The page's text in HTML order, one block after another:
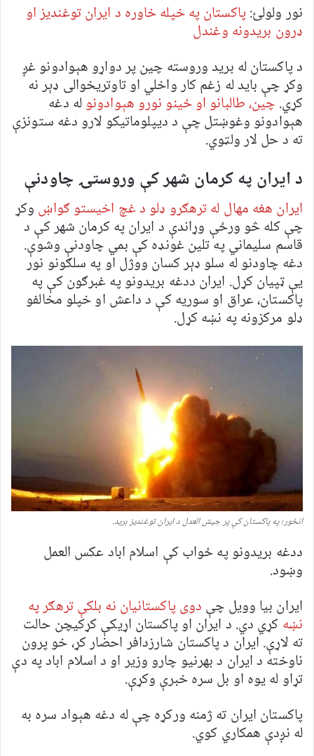
نور ولولئ:پاکستان په خپله خاوره د ایران توغندیز او
ډرون بریدونه وغندل
د پاکستان له برید وروسته چین پر دواړو هېوادونو غږ
وکړ چې باید له زغم کار واخلي او تاوتریخوالی ډېر نه
کړي. چین، طالبانو او ځینو نورو هېوادونوله دغه
هېوادونو وغوښتل چې د دیپلوماتیکو لارو دغه ستونزې
ته د حل لار ولټوي.
د ایران په کرمان شهر کې وروستۍ چاودنې
ایران هغه مهال له ترهګرو ډلو د غچ اخیستو ګواښ وکړ
چې کله څو ورځې وړاندې د ایران په کرمان شهر کې د
قاسم سلیماني په تلین غونډه کې بمي چاودنې وشوې.
دغه چاودنو له سلو ډېر کسان ووژل او په سلګونو نور
یې ټپیان کړل. ایران ددغه بریدونو په غبرګون کې په
پاکستان، عراق او سوریه کې د داعش او خپلو مخالفو
ډلو مرکزونه په نښه کړل.
انځور؛ په پاکستان کې پر جیش العدل د ایران توغندیز برید.
ددغه بریدونو په ځواب کې اسلام اباد عکس العمل
وښود.
ایران بیا وویل چې دوی پاکستانیان نه بلکې ترهګر په
نښه کړي دي. د ایران او پاکستان اړیکې کړکیچن حالت
ته لاړې. ایران د پاکستان شارزدافر احضار کړ، خو پرون
ناوخته د ایران د بهرنیو چارو وزیر او د اسلام اباد په دې
تړاو له یوه او بل سره خبرې وکړې.
پاکستان ایران ته ژمنه ورکړه چې له دغه هېواد سره به
له نږدې همکاري کوي.